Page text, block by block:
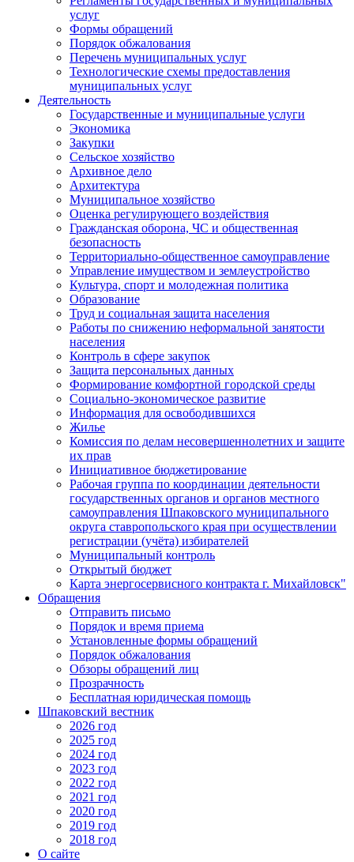
услуг
Формы обращений
Порядок обжалования
Перечень муниципальных услуг
Технологические схемы предоставления
муниципальных услуг
Деятельность
Государственные и муниципальные услуги
Экономика
Закупки
Сельское хозяйство
Архивное дело
Архитектура
Муниципальное хозяйство
Оценка регулирующего воздействия
Гражданская оборона, ЧС и общественная
безопасность
Территориально-общественное самоуправление
Управление имуществом и землеустройство
Культура, спорт и молодежная политика
Образование
Труд и социальная защита населения
Работы по снижению неформальной занятости
населения
Контроль в сфере закупок
Защита персональных данных
Формирование комфортной городской среды
Социально-экономическое развитие
Информация для освободившихся
Жилье
Комиссия по делам несовершеннолетних и защите
их прав
Инициативное бюджетирование
Рабочая группа по координации деятельности
государственных органов и органов местного
самоуправления Шпаковского муниципального
округа ставропольского края при осуществлении
регистрации (учёта) избирателей
Муниципальный контроль
Открытый бюджет
Карта энергосервисного контракта г. Михайловск"
Обращения
Отправить письмо
Порядок и время приема
Установленные формы обращений
Порядок обжалования
Обзоры обращений лиц
Прозрачность
Бесплатная юридическая помощь
Шпаковский вестник
2026 год
2025 год
2024 год
2023 год
2022 год
2021 год
2020 год
2019 год
2018 год
О сайте